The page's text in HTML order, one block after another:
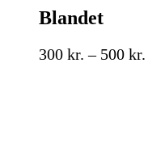
Blandet
300 kr. – 500 kr.